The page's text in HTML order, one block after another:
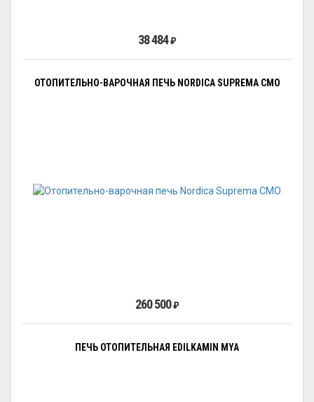
38 484₽
ОТОПИТЕЛЬНО-ВАРОЧНАЯ ПЕЧЬ NORDICA SUPREMA CMO
260 500₽
ПЕЧЬ ОТОПИТЕЛЬНАЯ EDILKAMIN MYA